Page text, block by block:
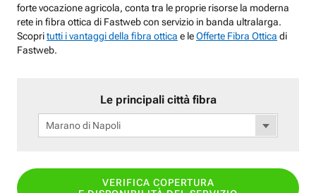
forte vocazione agricola, conta tra le proprie risorse la moderna
rete in fibra ottica di Fastweb con servizio in banda ultralarga.
Scopritutti i vantaggi della fibra ottica e leOfferte Fibra Ottica di
Fastweb.
Le principali città fibra
Marano di Napoli
VERIFICA COPERTURA